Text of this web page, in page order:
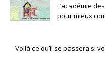
L’académie
pour mieux
Voilà ce qu’il se passera si